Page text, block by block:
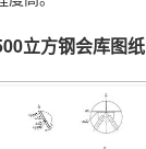
立方钢会库图纸